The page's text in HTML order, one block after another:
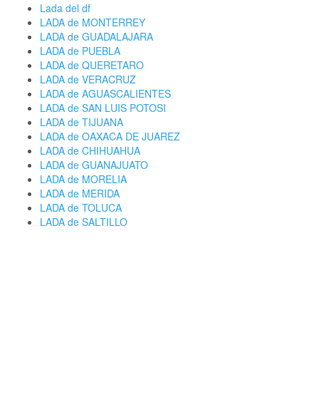
Lada del df
LADA de MONTERREY
LADA de GUADALAJARA
LADA de PUEBLA
LADA de QUERETARO
LADA de VERACRUZ
LADA de AGUASCALIENTES
LADA de SAN LUIS POTOSI
LADA de TIJUANA
LADA de OAXACA DE JUAREZ
LADA de CHIHUAHUA
LADA de GUANAJUATO
LADA de MORELIA
LADA de MERIDA
LADA de TOLUCA
LADA de SALTILLO